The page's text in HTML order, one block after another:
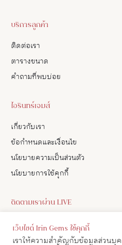
บริการลูกค้า
ติดต่อเรา
ตารางขนาด
คำถามที่พบบ่อย
ไอรินทร์เจมส์
เกี่ยวกับเรา
ข้อกำหนดและเงื่อนไข
นโยบายความเป็นส่วนตัว
นโยบายการใช้คุกกี้
ติดตามเราผ่าน LIVE
ดูอัปเดตสินค้า และ เลือกซื้อสินค้าผ่าน
ได้
เว็บไซต์ Irin Gems ใช้คุกกี้
เราให้ความสำคัญกับข้อมูลส่วนบุ